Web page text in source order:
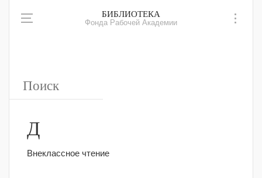
БИБЛИОТЕКА
Фонда Рабочей Академии
Д
Внеклассное чтение